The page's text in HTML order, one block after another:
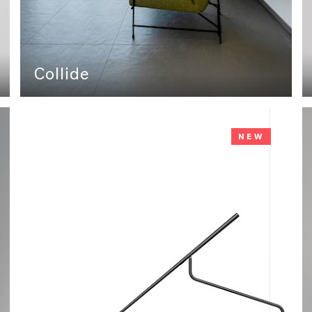
Collide
NEW